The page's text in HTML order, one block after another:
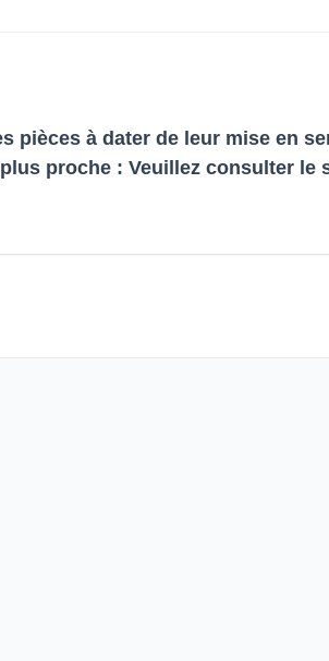
pièces à dater de leur mise en
proche : Veuillez consulter le